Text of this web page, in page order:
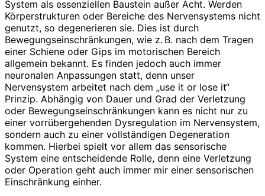
System als essenziellen Baustein außer Acht. Werden
Körperstrukturen oder Bereiche des Nervensystems nicht
genutzt, so degenerieren sie. Dies ist durch
Bewegungseinschränkungen, wie z. B. nach dem Tragen
einer Schiene oder Gips im motorischen Bereich
allgemein bekannt. Es finden jedoch auch immer
neuronalen Anpassungen statt, denn unser
Nervensystem arbeitet nach dem „use it or lose it“
Prinzip. Abhängig von Dauer und Grad der Verletzung
oder Bewegungseinschränkungen kann es nicht nur zu
einer vorrübergehenden Dysregulation im Nervensystem,
sondern auch zu einer vollständigen Degeneration
kommen. Hierbei spielt vor allem das sensorische
System eine entscheidende Rolle, denn eine Verletzung
oder Operation geht auch immer mir einer sensorischen
Einschränkung einher.